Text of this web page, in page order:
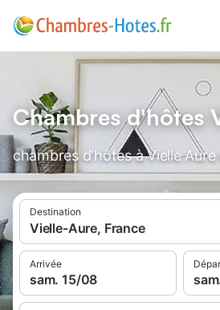
Chambres d'hôtes
chambres d'hôtes à Vielle
Destination
Vielle-Aure, France
Arrivée
sam. 15/08